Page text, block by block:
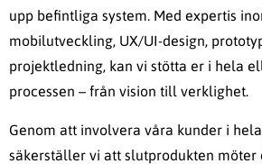
upp befintliga system. Med expertis
mobilutveckling, UX/UI-design,
projektledning, kan vi stötta er i hela
processen – från vision till verklighet.
Genom att involvera våra kunder i
säkerställer vi att slutprodukten möter